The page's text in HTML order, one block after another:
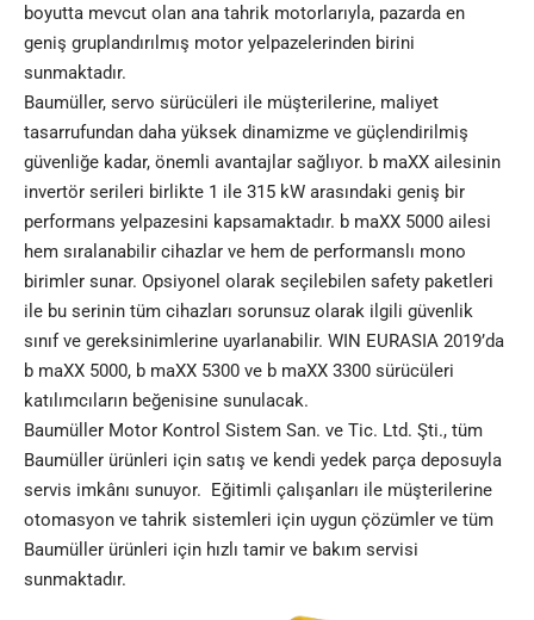
boyutta mevcut olan ana tahrik motorlarıyla, pazarda en
geniş gruplandırılmış motor yelpazelerinden birini
sunmaktadır.
Baumüller, servo sürücüleri ile müşterilerine, maliyet
tasarrufundan daha yüksek dinamizme ve güçlendirilmiş
güvenliğe kadar, önemli avantajlar sağlıyor. b maXX ailesinin
invertör serileri birlikte 1 ile 315 kW arasındaki geniş bir
performans yelpazesini kapsamaktadır. b maXX 5000 ailesi
hem sıralanabilir cihazlar ve hem de performanslı mono
birimler sunar. Opsiyonel olarak seçilebilen safety paketleri
ile bu serinin tüm cihazları sorunsuz olarak ilgili güvenlik
sınıf ve gereksinimlerine uyarlanabilir. WIN EURASIA 2019’da
b maXX 5000, b maXX 5300 ve b maXX 3300 sürücüleri
katılımcıların beğenisine sunulacak.
Baumüller Motor Kontrol Sistem San. ve Tic. Ltd. Şti., tüm
Baumüller ürünleri için satış ve kendi yedek parça deposuyla
servis imkânı sunuyor. Eğitimli çalışanları ile müşterilerine
otomasyon ve tahrik sistemleri için uygun çözümler ve tüm
Baumüller ürünleri için hızlı tamir ve bakım servisi
sunmaktadır.